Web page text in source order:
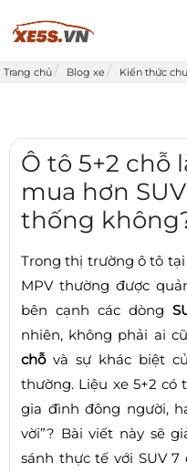
Trang chủ Blog xe Kiến thức
Ô tô 5+2 chỗ
mua hơn
thống
Trong thị trường ô tô tại
MPV thường được
bên cạnh các dòng
nhiên, không phải ai
chỗvà sự khác biệt
thường. Liệu xe 5+2
gia đình đông người,
vời”? Bài viết này sẽ
sánh thực tế với SUV 7